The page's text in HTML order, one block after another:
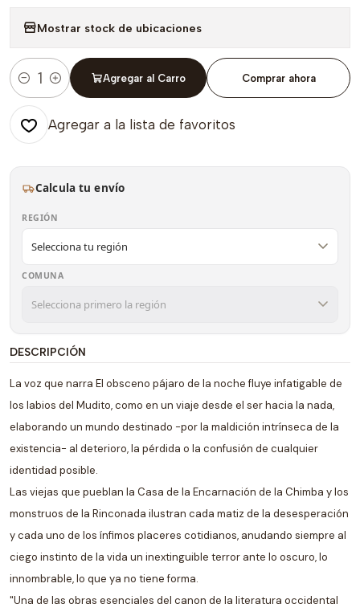
Mostrar stock de ubicaciones
Cantidad
Agregar al Carro Comprar ahora
Agregar a la lista de favoritos
Calcula tu envío
REGIÓN
COMUNA
DESCRIPCIÓN
La voz que narra El obsceno pájaro de la noche fluye infatigable de
los labios del Mudito, como en un viaje desde el ser hacia la nada,
elaborando un mundo destinado -por la maldición intrínseca de la
existencia- al deterioro, la pérdida o la confusión de cualquier
identidad posible.
Las viejas que pueblan la Casa de la Encarnación de la Chimba y los
monstruos de la Rinconada ilustran cada matiz de la desesperación
y cada uno de los ínfimos placeres cotidianos, anudando siempre al
ciego instinto de la vida un inextinguible terror ante lo oscuro, lo
innombrable, lo que ya no tiene forma.
"Una de las obras esenciales del canon de la literatura occidental